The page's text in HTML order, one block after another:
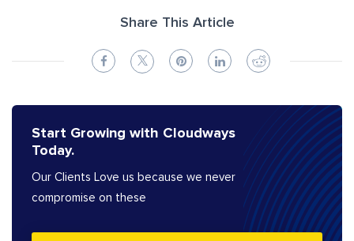
Share This Article
Start Growing with Cloudways
Today.
Our Clients Love us because we never
compromise on these